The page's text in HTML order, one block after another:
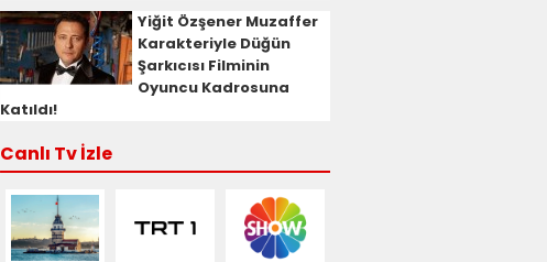
Yiğit Özşener Muzaffer
Karakteriyle Düğün
Şarkıcısı Filminin
Oyuncu Kadrosuna
Katıldı!
Canlı Tv İzle